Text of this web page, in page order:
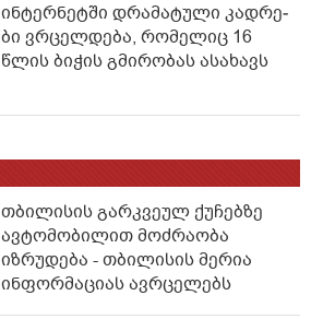
ინ­ტერ­ნეტ­ში დრა­მა­ტუ­ლი კად­რე­
ბი ვრცელდება, რომელიც 16
წლის ბიჭის გმირობას ასახავს
თბილისის გარკვეულ ქუჩებზე
ავტომობილით მოძრაობა
იზრუდება - თბილისის მერია
ინფორმაციას ავრცელებს